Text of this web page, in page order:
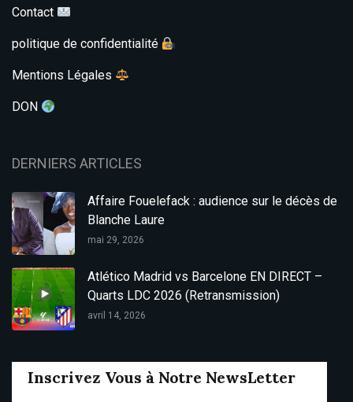
Contact
politique de confidentialité
Mentions Légales
DON
DERNIERS ARTICLES
Affaire Fouelefack : audience sur le décès de
Blanche Laure
mai 29, 2026
Atlético Madrid vs Barcelone EN DIRECT –
Quarts LDC 2026 (Retransmission)
avril 14, 2026
Inscrivez Vous à Notre NewsLetter